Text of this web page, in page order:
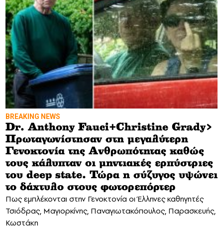
BREAKING NEWS
Dr. Anthony Fauci+Christine Grady>
Πρωταγωνίστησαν στη μεγαλύτερη
Γενοκτονία της Ανθρωπότητας καθώς
τους κάλυπταν οι μηντιακές ερπύστριες
του deep state. Τώρα η σύζυγος υψώνει
το δάχτυλο στους φωτορεπόρτερ
Πως εμπλέκονται στην Γενοκτονία οι Έλληνες καθηγητές
Τσιόδρας, Μαγιορκίνης, Παναγιωτακόπουλος, Παρασκευής,
Κωστάκη